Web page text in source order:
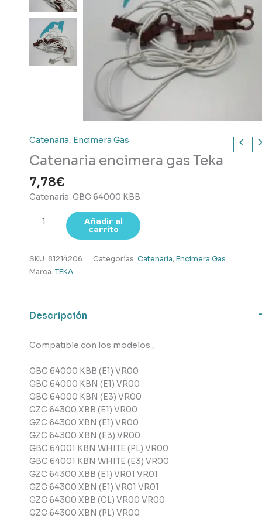
Catenaria, Encimera Gas
Catenaria encimera gas Teka
7,78€
Catenaria GBC 64000 KBB
Catenaria
encimera
Teka
cantidad
Añadir al
carrito
SKU: 81214206 Categorías: Catenaria, Encimera Gas
Marca: TEKA
Descripción
Compatible con los modelos ,
GBC 64000 KBB (E1) VR00
GBC 64000 KBN (E1) VR00
GBC 64000 KBN (E3) VR00
GZC 64300 XBB (E1) VR00
GZC 64300 XBN (E1) VR00
GZC 64300 XBN (E3) VR00
GBC 64001 KBN WHITE (PL) VR00
GBC 64001 KBN WHITE (E3) VR00
GZC 64300 XBB (E1) VR01 VR01
GZC 64300 XBN (E1) VR01 VR01
GZC 64300 XBB (CL) VR00 VR00
GZC 64300 XBN (PL) VR00